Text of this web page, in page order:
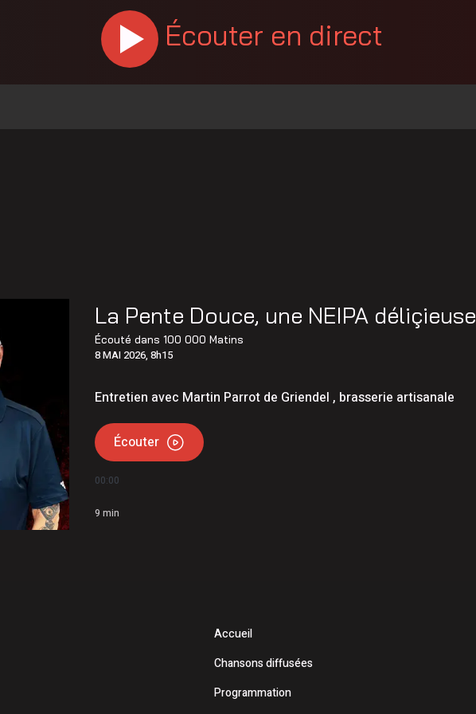
Écouter en direct
à Saint-Bernard
Sainte-Marie
réparation temporaire avance
Fréchette; Duhaime dévoile son slogan
soulignent leur 60e anniversaire
Beauce
La Pente Douce, une NEIPA déliçieuse
Écouté dans100 000 Matins
8 MAI 2026, 8h15
Entretien avec Martin Parrot de Griendel , brasserie artisanale
Écouter
00:00
9 min
Accueil
Chansons diffusées
Programmation